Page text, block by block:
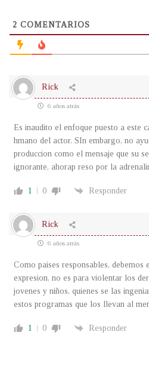
2 COMENTARIOS
Rick
6 años atrás
Es inaudito el enfoque puesto a este
hmano del actor. SIn embargo, no
produccion como el mensaje que su
ignorante, ahorap reso por la
1 0 Responder
Rick
6 años atrás
Como paises responsables, debemos
expresion, no es para violentar los
jovenes y niños, quienes se las
estos programas que los llevan al
1 0 Responder